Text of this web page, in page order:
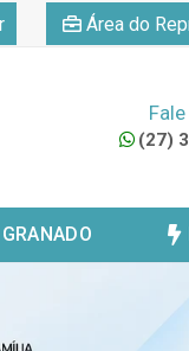
Área do
(27)
GRANADO